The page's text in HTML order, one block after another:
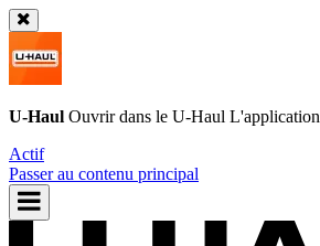
U-Haul Ouvrir dans le U-Haul L'application
Actif
Passer au contenu principal